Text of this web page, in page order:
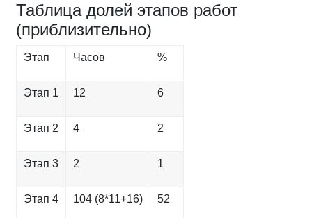
Таблица долей этапов работ
(приблизительно)
Этап Часов %
Этап 1 12 6
Этап 2 4 2
Этап 3 2 1
Этап 4 104 (8*11+16) 52